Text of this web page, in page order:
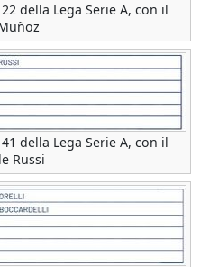
della Lega Serie A, con il
della Lega Serie A, con il
Russi